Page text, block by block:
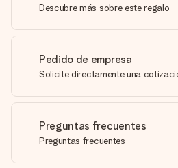
Descubre más sobre este regalo
Pedido de empresa
Solicite directamente una
Preguntas frecuentes
Preguntas frecuentes